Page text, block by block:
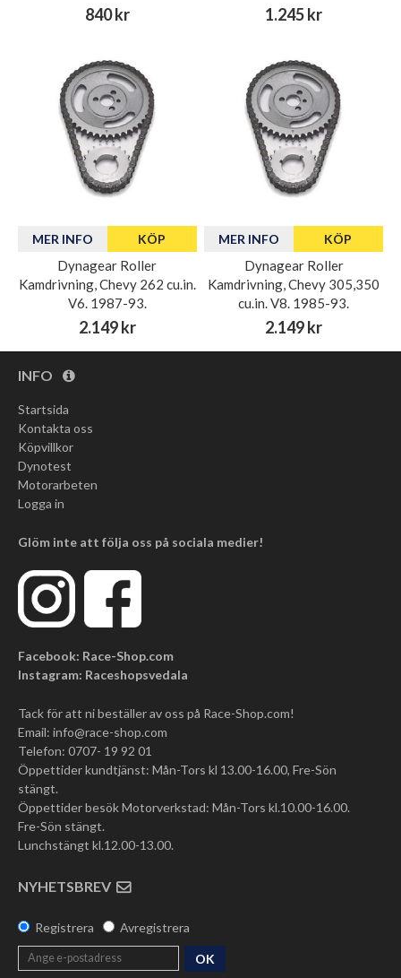
840 kr 1.245 kr
MER INFO KÖP
Dynagear Roller
Kamdrivning, Chevy 262 cu.in.
V6. 1987-93.
2.149 kr
MER INFO KÖP
Dynagear Roller
Kamdrivning, Chevy 305,350
cu.in. V8. 1985-93.
2.149 kr
INFO
Startsida
Kontakta oss
Köpvillkor
Dynotest
Motorarbeten
Logga in
Glöm inte att följa oss på sociala medier!
Facebook: Race-Shop.com
Instagram: Raceshopsvedala
Tack för att ni beställer av oss på Race-Shop.com!
Email: info@race-shop.com
Telefon: 0707- 19 92 01
Öppettider kundtjänst: Mån-Tors kl 13.00-16.00, Fre-Sön
stängt.
Öppettider besök Motorverkstad: Mån-Tors kl.10.00-16.00.
Fre-Sön stängt.
Lunchstängt kl.12.00-13.00.
NYHETSBREV
Registrera Avregistrera
OK